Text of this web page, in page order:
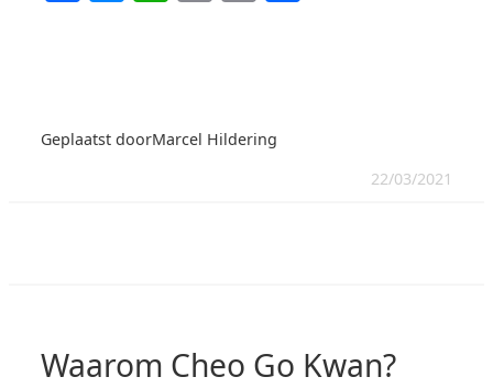
Geplaatst doorMarcel Hildering
22/03/2021
Waarom Cheo Go Kwan?